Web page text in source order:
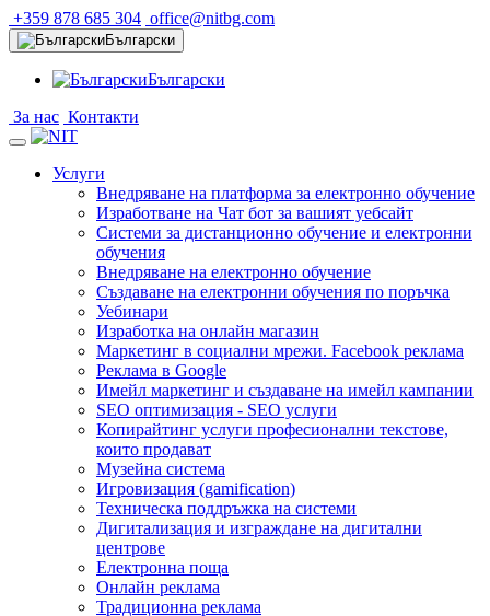
+359 878 685 304 office@nitbg.com
Български
Български
За нас Контакти
Услуги
Внедряване на платформа за електронно обучение
Изработване на Чат бот за вашият уебсайт
Системи за дистанционно обучение и електронни
обучения
Внедряване на електронно обучение
Създаване на електронни обучения по поръчка
Уебинари
Изработка на онлайн магазин
Маркетинг в социални мрежи. Facebook реклама
Реклама в Google
Имейл маркетинг и създаване на имейл кампании
SEO оптимизация - SEO услуги
Копирайтинг услуги професионални текстове,
които продават
Музейна система
Игровизация (gamification)
Техническа поддръжка на системи
Дигитализация и изграждане на дигитални
центрове
Електронна поща
Онлайн реклама
Традиционна реклама